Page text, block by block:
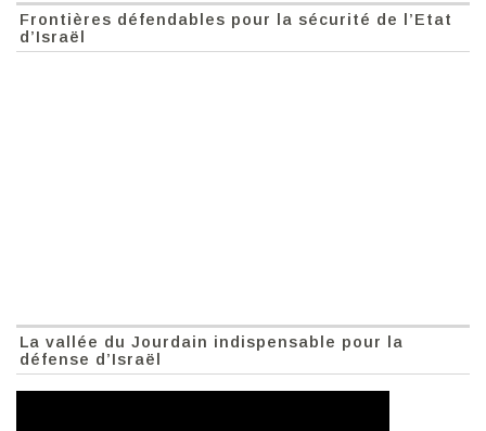
Frontières défendables pour la sécurité de l’Etat
d’Israël
La vallée du Jourdain indispensable pour la
défense d’Israël